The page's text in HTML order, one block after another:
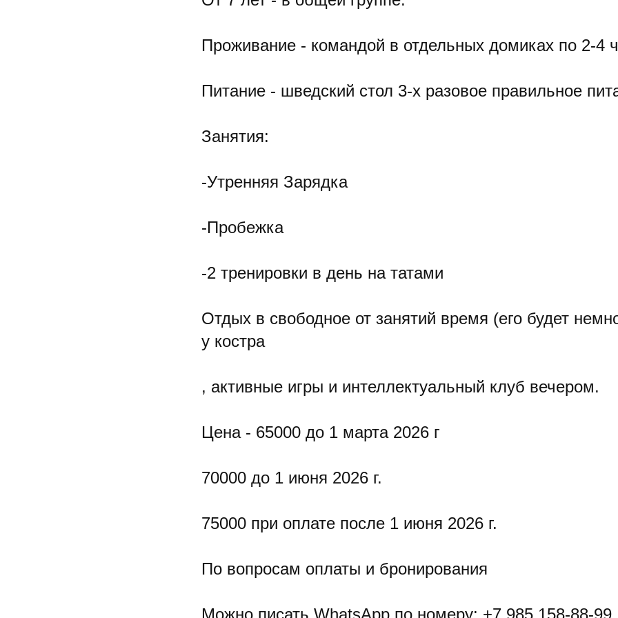
Проживание - командой в отдельных домиках по 2-4
Питание - шведский стол 3-х разовое правильное
Занятия:
-Утренняя Зарядка
-Пробежка
-2 тренировки в день на татами
Отдых в свободное от занятий время (его будет
у костра
, активные игры и интеллектуальный клуб вечером.⠀
Цена - 65000 до 1 марта 2026 г
70000 до 1 июня 2026 г.
75000 при оплате после 1 июня 2026 г.
По вопросам оплаты и бронирования